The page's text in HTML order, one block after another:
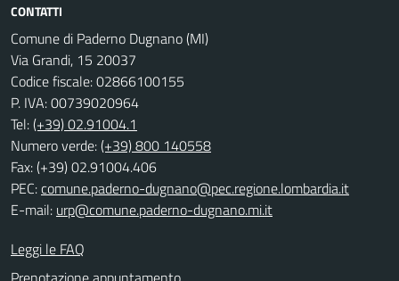
CONTATTI
Comune di Paderno Dugnano (MI)
Via Grandi, 15 20037
Codice fiscale: 02866100155
P. IVA: 00739020964
Tel:(+39) 02.91004.1
Numero verde:(+39) 800 140558
Fax: (+39) 02.91004.406
PEC:comune.paderno-dugnano@pec.regione.lombardia.it
E-mail: urp@comune.paderno-dugnano.mi.it
Leggi le FAQ